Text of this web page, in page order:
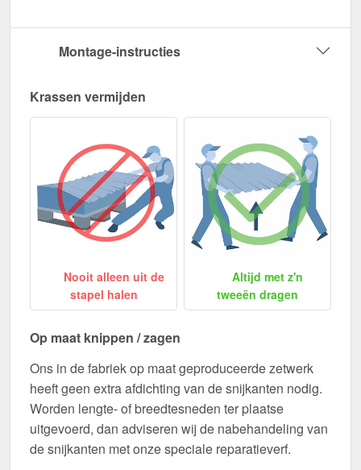
Montage-instructies
Krassen vermijden
Nooit alleen uit de
stapel halen
Altijd met z'n
tweeën dragen
Op maat knippen / zagen
Ons in de fabriek op maat geproduceerde zetwerk
heeft geen extra afdichting van de snijkanten nodig.
Worden lengte- of breedtesneden ter plaatse
uitgevoerd, dan adviseren wij de nabehandeling van
de snijkanten met onze speciale reparatieverf.